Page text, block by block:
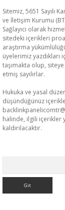
Sitemiz, 5651 Sayılı
ve İletişim Kurumu
Sağlayıcı olarak
sitedeki içerikleri
araştırma
üyelerimiz
taşımakta olup,
etmiş sayılırlar.
Hukuka ve yasal
düşündüğünüz
halinde, ilgili içerikler
kaldırılacaktır.